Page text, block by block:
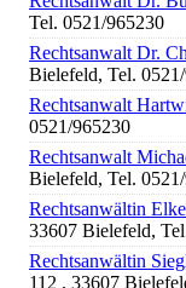
Tel. 0521/965230
Rechtsanwalt Dr.
Bielefeld, Tel.
Rechtsanwalt
0521/965230
Rechtsanwalt
Bielefeld, Tel.
Rechtsanwältin
33607 Bielefeld,
Rechtsanwältin
112 , 33607